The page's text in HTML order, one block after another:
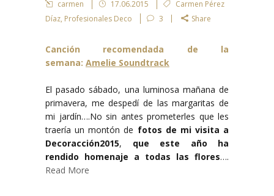
carmen 17.06.2015
Carmen Pérez
Díaz, Profesionales Deco 3 Share
Canción recomendada de la
semana: Amelie Soundtrack
El pasado sábado, una luminosa mañana de
primavera, me despedí de las margaritas de
mi jardín….No sin antes prometerles que les
traería un montón de fotos de mi visita a
Decoracción2015, que este año ha
rendido homenaje a todas las flores….
Read More